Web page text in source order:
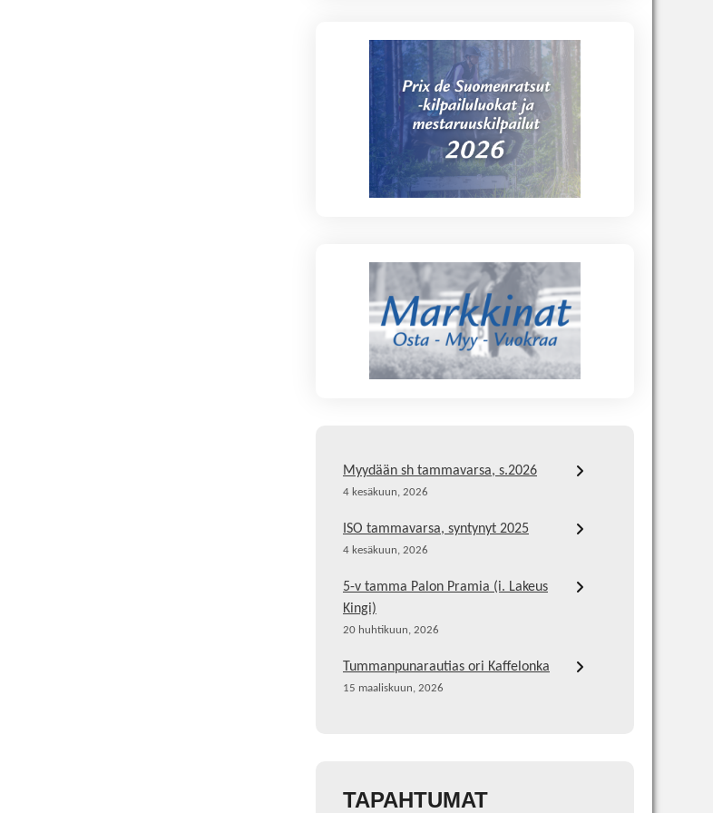
Myydään sh tammavarsa, s.2026
4 kesäkuun, 2026
ISO tammavarsa, syntynyt 2025
4 kesäkuun, 2026
5-v tamma Palon Pramia (i. Lakeus
Kingi)
20 huhtikuun, 2026
Tummanpunarautias ori Kaffelonka
15 maaliskuun, 2026
TAPAHTUMAT